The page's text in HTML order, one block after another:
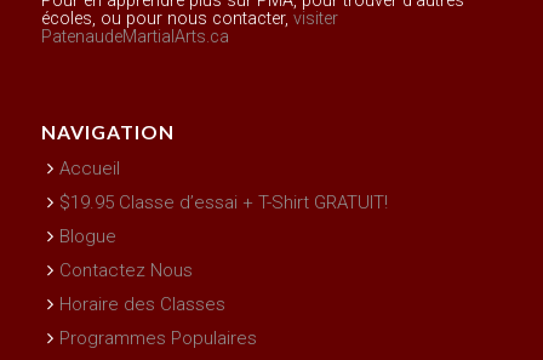
écoles, ou pour nous contacter, visiter
PatenaudeMartialArts.ca
NAVIGATION
Accueil
$19.95 Classe d’essai + T-Shirt GRATUIT!
Blogue
Contactez Nous
Horaire des Classes
Programmes Populaires